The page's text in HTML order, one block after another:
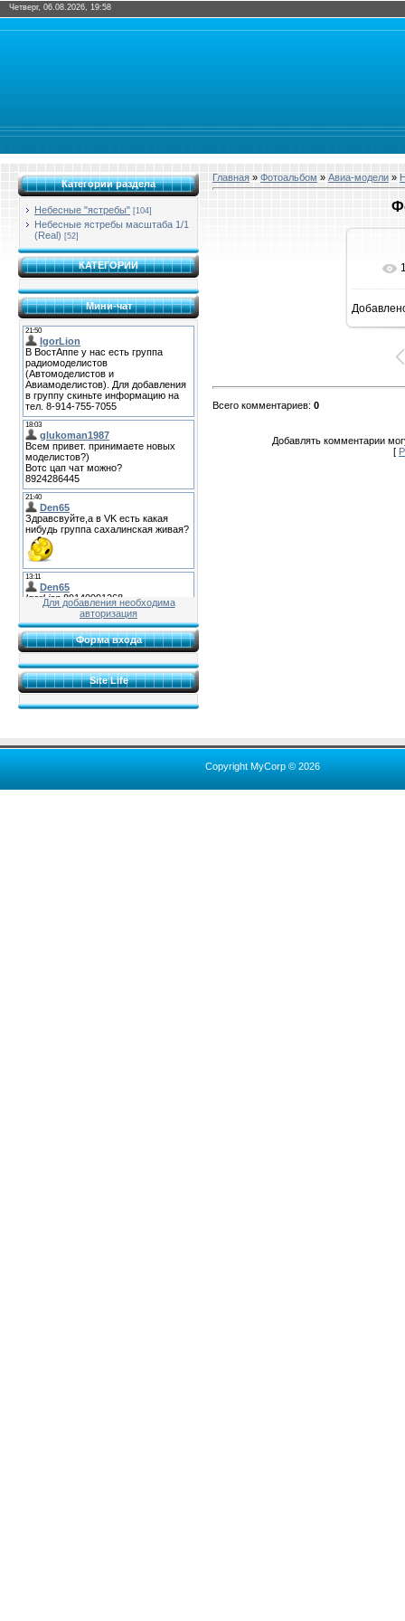
Четверг, 06.08.2026, 19:58
Категории раздела
Небесные "ястребы" [104]
Небесные ястребы масштаба 1/1
(Real) [52]
КАТЕГОРИИ
Мини-чат
Для добавления необходима
авторизация
Форма входа
Site Life
Главная » Фотоальбом » Авиа-модели »
Всего комментариев: 0
Добавлять комментарии
[
Copyright MyCorp © 2026